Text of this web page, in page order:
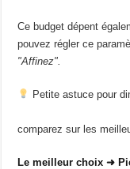
Ce budget dépent
pouvez régler ce
"Affinez".
Petite astuce pour
comparez sur les
Le meilleur choix ➜